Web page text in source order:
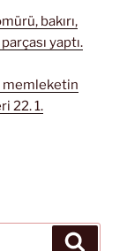
bakırı,
yaptı.
memleketin
22. 1.